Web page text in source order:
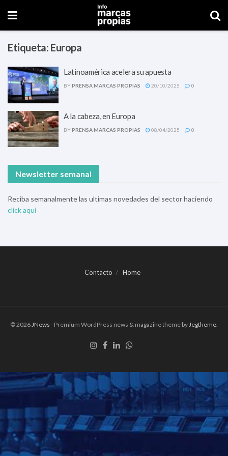
Etiqueta: Europa
Latinoamérica acelera su apuesta
BYPRENSA MARCAS PROPIAS 20/10/2025 0
A la cabeza, en Europa
BYPRENSA MARCAS PROPIAS 08/04/2025 0
Newsletter semanal
Reciba semanalmente las ultimas novedades del sector haciendo
click aqui
Contacto Home
© 2026JNews - Premium WordPress news & magazine theme byJegtheme.